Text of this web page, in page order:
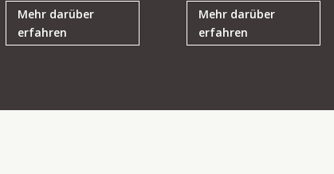
Mehr darüber
erfahren
Mehr darüber
erfahren